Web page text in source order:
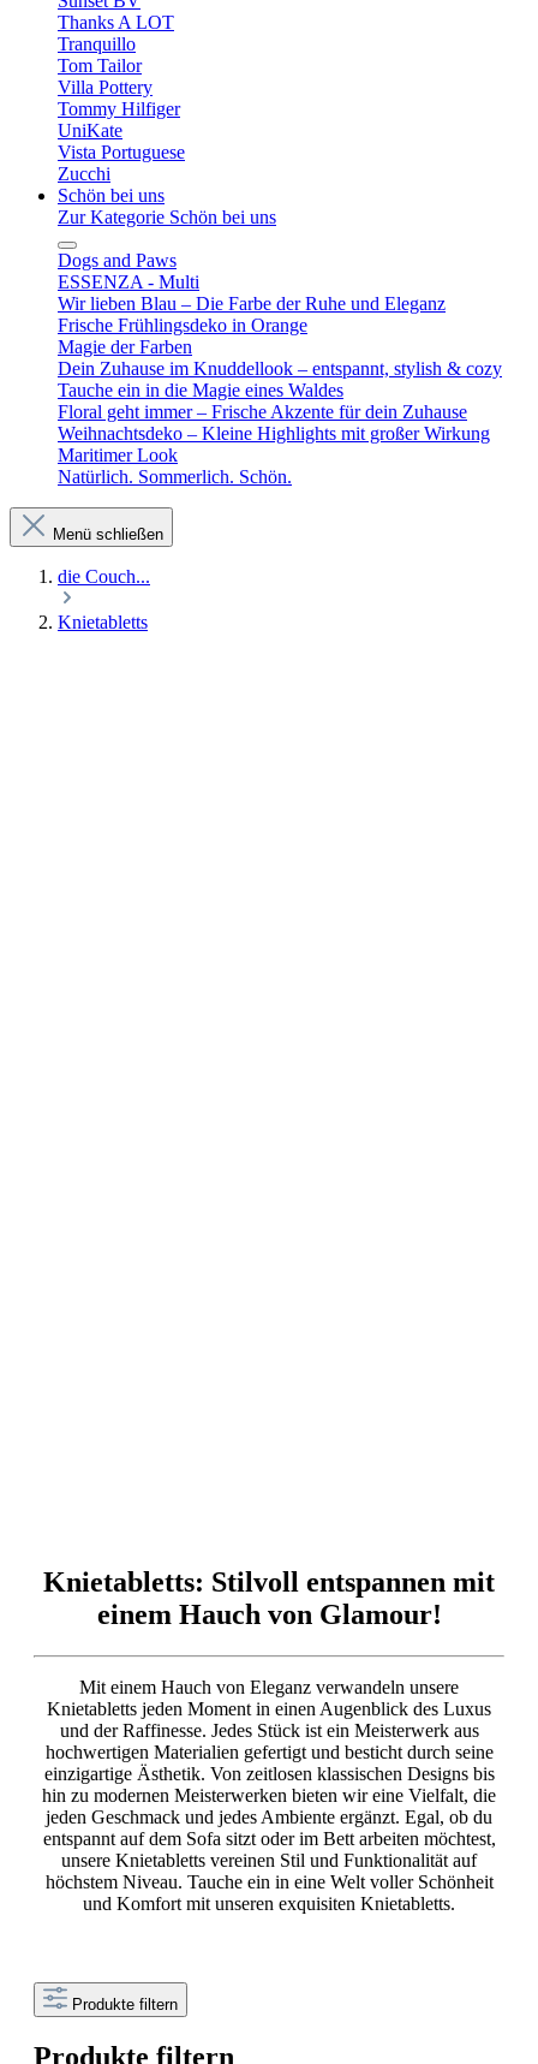
Thanks A LOT
Tranquillo
Tom Tailor
Villa Pottery
Tommy Hilfiger
UniKate
Vista Portuguese
Zucchi
Schön bei uns
Zur Kategorie Schön bei uns
Dogs and Paws
ESSENZA - Multi
Wir lieben Blau – Die Farbe der Ruhe und Eleganz
Frische Frühlingsdeko in Orange
Magie der Farben
Dein Zuhause im Knuddellook – entspannt, stylish & cozy
Tauche ein in die Magie eines Waldes
Floral geht immer – Frische Akzente für dein Zuhause
Weihnachtsdeko – Kleine Highlights mit großer Wirkung
Maritimer Look
Natürlich. Sommerlich. Schön.
Menü schließen
die Couch...
Knietabletts
Knietabletts: Stilvoll entspannen mit
einem Hauch von Glamour!
Mit einem Hauch von Eleganz verwandeln unsere
Knietabletts jeden Moment in einen Augenblick des Luxus
und der Raffinesse. Jedes Stück ist ein Meisterwerk aus
hochwertigen Materialien gefertigt und besticht durch seine
einzigartige Ästhetik. Von zeitlosen klassischen Designs bis
hin zu modernen Meisterwerken bieten wir eine Vielfalt, die
jeden Geschmack und jedes Ambiente ergänzt. Egal, ob du
entspannt auf dem Sofa sitzt oder im Bett arbeiten möchtest,
unsere Knietabletts vereinen Stil und Funktionalität auf
höchstem Niveau. Tauche ein in eine Welt voller Schönheit
und Komfort mit unseren exquisiten Knietabletts.
Produkte filtern
Produkte filtern